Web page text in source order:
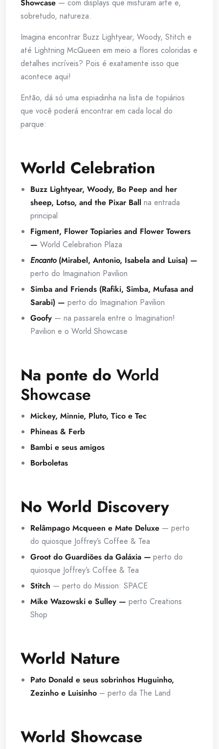
Showcase — com displays que misturam arte e,
sobretudo, natureza.
Imagina encontrar Buzz Lightyear, Woody, Stitch e
até Lightning McQueen em meio a flores coloridas e
detalhes incríveis? Pois é exatamente isso que
acontece aqui!
Então, dá só uma espiadinha na lista de topiários
que você poderá encontrar em cada local do
parque:
World Celebration
Buzz Lightyear, Woody, Bo Peep and her
sheep, Lotso, and the Pixar Ball na entrada
principal
Figment, Flower Topiaries and Flower Towers
— World Celebration Plaza
Encanto(Mirabel, Antonio, Isabela and Luisa) —
perto do Imagination Pavilion
Simba and Friends (Rafiki, Simba, Mufasa and
Sarabi) — perto do Imagination Pavilion
Goofy — na passarela entre o Imagination!
Pavilion e o World Showcase
Na ponte do World
Showcase
Mickey, Minnie, Pluto, Tico e Tec
Phineas & Ferb
Bambi e seus amigos
Borboletas
No World Discovery
Relâmpago Mcqueen e Mate Deluxe — perto
do quiosque Joffrey’s Coffee & Tea
Groot do Guardiões da Galáxia — perto do
quiosque Joffrey’s Coffee & Tea
Stitch — perto do Mission: SPACE
Mike Wazowski e Sulley — perto Creations
Shop
World Nature
Pato Donald e seus sobrinhos Huguinho,
Zezinho e Luisinho – perto da The Land
World Showcase